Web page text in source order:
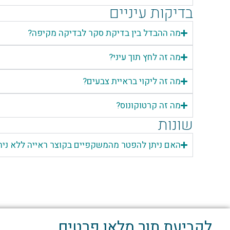
בדיקות עיניים
מה ההבדל בין בדיקת סקר לבדיקה מקיפה?
מה זה לחץ תוך עיני?
מה זה ליקוי בראיית צבעים?
מה זה קרטוקונוס?
שונות
האם ניתן להפטר מהמשקפיים בקוצר ראייה ללא